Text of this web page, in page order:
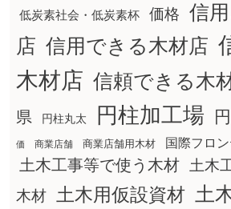
低炭素社会・低炭素杯 価格
信
店 信用できる木材店
木材店 信頼できる木
県
円柱丸太 円柱加工場
価 商業店舗 商業店舗用木材 国際フロ
土木工事等で使う木材
土木
木材
土木用仮設資材 土